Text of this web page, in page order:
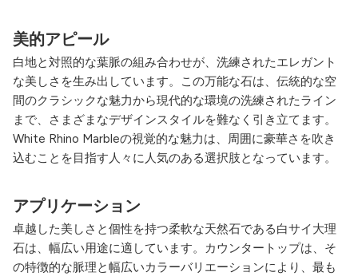
美的アピール
白地と対照的な葉脈の組み合わせが、洗練されたエレガント
な美しさを生み出しています。この万能な石は、伝統的な空
間のクラシックな魅力から現代的な環境の洗練されたライン
まで、さまざまなデザインスタイルを難なく引き立てます。
White Rhino Marbleの視覚的な魅力は、周囲に豪華さを吹き
込むことを目指す人々に人気のある選択肢となっています。
アプリケーション
卓越した美しさと個性を持つ柔軟な天然石である白サイ大理
石は、幅広い用途に適しています。カウンタートップは、そ
の特徴的な脈理と幅広いカラーバリエーションにより、最も